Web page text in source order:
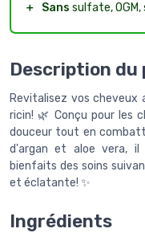
＋
Sans sulfate, OGM,
Description du
Revitalisez vos cheveux
ricin! 🌿 Conçu pour les
douceur tout en
d'argan et aloe vera, il
bienfaits des soins
et éclatante! ✨
Ingrédients